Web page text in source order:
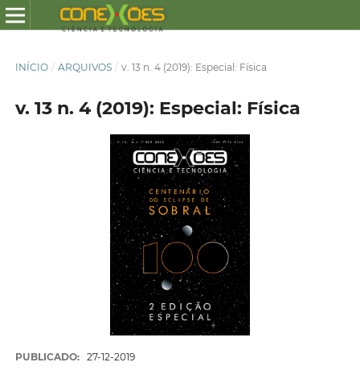
INÍCIO / ARQUIVOS / v. 13 n. 4 (2019): Especial: Física
v. 13 n. 4 (2019): Especial: Física
PUBLICADO: 27-12-2019